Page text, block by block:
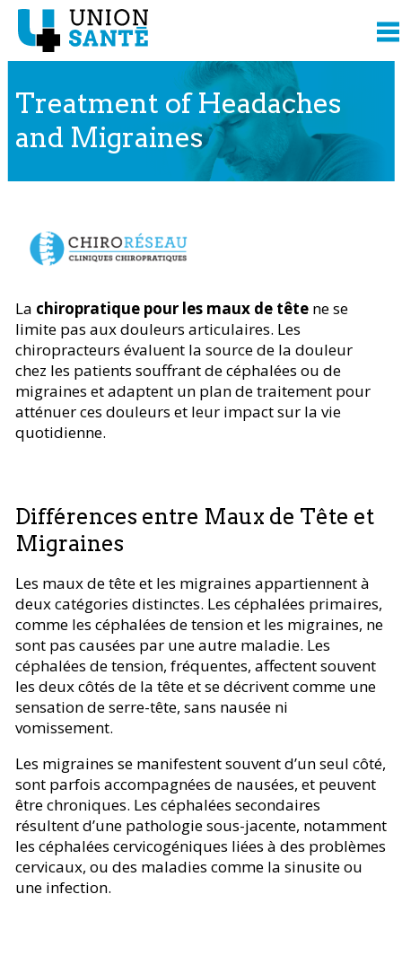
Treatment of Headaches
and Migraines
La chiropratique pour les maux de tête ne se
limite pas aux douleurs articulaires. Les
chiropracteurs évaluent la source de la douleur
chez les patients souffrant de céphalées ou de
migraines et adaptent un plan de traitement pour
atténuer ces douleurs et leur impact sur la vie
quotidienne.
Différences entre Maux de Tête et
Migraines
Les maux de tête et les migraines appartiennent à
deux catégories distinctes. Les céphalées primaires,
comme les céphalées de tension et les migraines, ne
sont pas causées par une autre maladie. Les
céphalées de tension, fréquentes, affectent souvent
les deux côtés de la tête et se décrivent comme une
sensation de serre-tête, sans nausée ni
vomissement.
Les migraines se manifestent souvent d’un seul côté,
sont parfois accompagnées de nausées, et peuvent
être chroniques. Les céphalées secondaires
résultent d’une pathologie sous-jacente, notamment
les céphalées cervicogéniques liées à des problèmes
cervicaux, ou des maladies comme la sinusite ou
une infection.